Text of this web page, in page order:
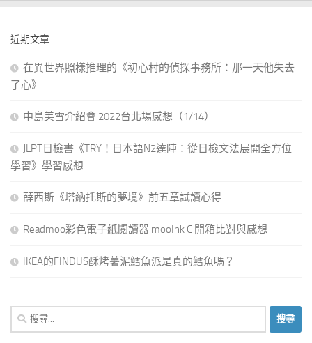
近期文章
在異世界照樣推理的《初心村的偵探事務所：那一天他失去
了心》
中島美雪介紹會 2022台北場感想（1/14）
JLPT日檢書《TRY！日本語N2達陣：從日檢文法展開全方位
學習》學習感想
薛西斯《塔納托斯的夢境》前五章試讀心得
Readmoo彩色電子紙閱讀器 mooInk C 開箱比對與感想
IKEA的FINDUS酥烤薯泥鱈魚派是真的鱈魚嗎？
搜
尋